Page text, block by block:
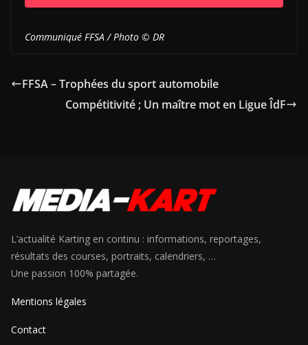
Communiqué FFSA / Photo © DR
FFSA – Trophées du sport automobile
Compétitivité ; Un maître mot en Ligue ÎdF
L’actualité Karting en continu : informations, reportages,
résultats des courses, portraits, calendriers, …
Une passion 100% partagée.
Mentions légales
Contact